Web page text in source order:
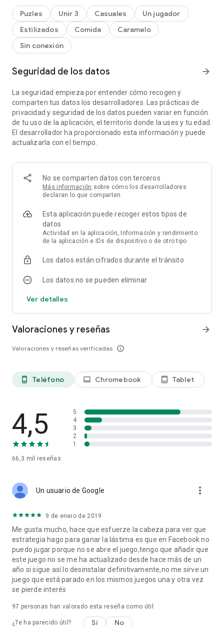
CARACTERÍSTICAS
DIVERTIDO MATCH 3
Intercambia y une 3 deliciosos dulces para completar todos
verduras, chocolate, azúcar o gemas!
DECENAS DE NIVELES
¡Juega en diferentes islas y recolecta tantos dulces como
puedas! ¡Combina frutas, gemas y azúcar y obtén la
puntuación más alta en todos los niveles!
JUEGO PARA TODA LA FAMILIA
de jugar! No importa tu edad o experiencia, ¡disfrutarás de
esos maravillosos juegos y niveles llenos de dulces!
CREA TU GRANJA Y COSECHA
diferentes bloques y dulces y gana monedas de oro
vendiéndolos!
GRÁFICOS Y SONIDOS FRESCOS
islas y crea un colorido jardín lleno de verduras y dulces para
¡Resuelve todos los acertijos con potenciadores! Te ayudarán
a emparejar cada bloque, chocolate o azúcar. ¡Explota cada
¡KingCraft es un juego para aliviar el estrés! Sin límites de
listo para unirte a la fiebre de los dulces?
¡Combina caramelos y completa todos los niveles en unos
pocos movimientos para conseguir un gran récord!
estos divertidos juegos de combinar piezas! ¡Descarga
crea poderosos combos! Deliciosos dulces te están
esperando.
¡Disfrutarás de KingCraft si te encantan los juegos de
y caramelos dulces y deliciosos! Empieza a aplastar azúcar y
a explotar frutas para conquistar todas las islas y crear tu
propio jardín y cosecha.
Puzles Unir 3 Casuales
Un jugador
Estilizados
Comida
Caramelo
Sin conexión
Seguridad de los datos arrow_forward
La seguridad empieza por entender cómo recogen y
comparten tus datos los desarrolladores. Las prácticas de
privacidad y seguridad de los datos pueden variar en función
de tu uso de la aplicación, el territorio donde la uses y tu edad.
El desarrollador ha proporcionado esta información y puede
actualizarla con el tiempo.
No se comparten datos con terceros
Más información sobre cómo los desarrolladores
declaran lo que comparten
Esta aplicación puede recoger estos tipos de
datos
Actividad en la aplicación, Información y rendimiento
de la aplicación e IDs de dispositivo o de otro tipo
Los datos están cifrados durante el tránsito
Los datos no se pueden eliminar
Ver detalles
Valoraciones y reseñas
Valoraciones y reseñas verificadas info_outline
arrow_forward
phone_android Teléfono laptop Chromebook tablet_android Tablet
4,5
66,3 mil reseñas
5
4
3
2
1
Un usuario de Google more_vert
9 de enero de 2019
Me gusta mucho, hace que esfuerze la cabeza para ver que
estrategia hago para ganar la lástima es que en Facebook no
puedo jugar porque no se abre el juego,tengo que añadir que
este juego no se me ha actualizado desde hace más de un
año si sigue así lo desinstalar definitivamente,no me sirve un
juego que está parado en los mismos juegos una y otra vez
se pierde interés
97 personas han valorado esta reseña como útil
¿Te ha parecido útil? Sí No